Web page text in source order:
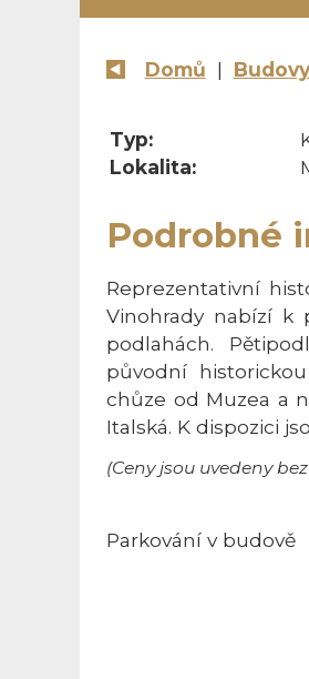
Domů | Budovy
Typ:
Lokalita:
Podrobné
Reprezentativní
Vinohrady nabízí k
podlahách.
původní
chůze od Muzea a
Italská. K dispozici
(Ceny jsou uvedeny
Parkování v budově